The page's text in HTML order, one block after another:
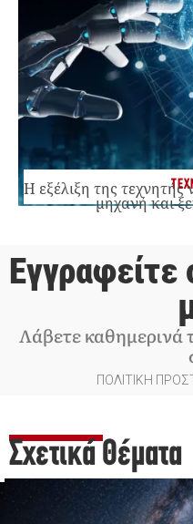
Η εξέλιξη της
μηχανή και
Λάβετε καθημερινά
ΠΟΛΙΤΙΚΗ
Σχετικά Θέματα